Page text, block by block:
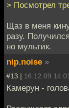
> Посмотрел
Щаз в меня
разу.
но мультик.
nip.noise »
#13 | 16.12.09 14:01
Камерун -